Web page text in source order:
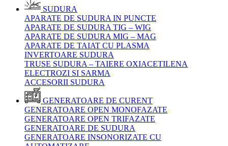
SUDURA
APARATE DE SUDURA IN PUNCTE
APARATE DE SUDURA TIG – WIG
APARATE DE SUDURA MIG – MAG
APARATE DE TAIAT CU PLASMA
INVERTOARE SUDURA
TRUSE SUDURA – TAIERE OXIACETILENA
ELECTROZI SI SARMA
ACCESORII SUDURA
GENERATOARE DE CURENT
GENERATOARE OPEN MONOFAZATE
GENERATOARE OPEN TRIFAZATE
GENERATOARE DE SUDURA
GENERATOARE INSONORIZATE CU